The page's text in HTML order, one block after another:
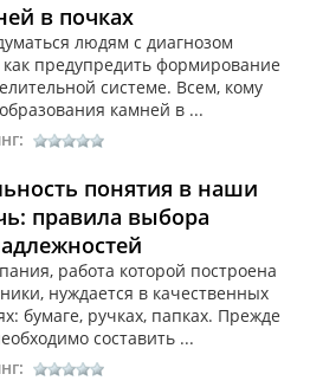
в почках
людям с диагнозом
предупредить формирование
системе. Всем, кому
камней в ...
понятия в наши
правила выбора
работа которой построена
нуждается в качественных
бумаге, ручках, папках. Прежде
составить ...